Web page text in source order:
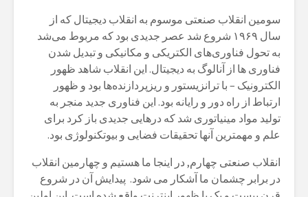
سومین انقلاب صنعتی موسوم به انقلاب دیجیتال که از
سال ۱۹۶۹ شروع شد عصر جدیدی بود که مربوط می‌شد
به تحول فناوری‌های الکتریکی و مکانیکی و تبدیل شدن
فناوری ها از آنالوگ به دیجیتال. این انقلاب شاهد ظهور
الکترونیک – با ترانزیستور و ریزپردازنده‌ها بود و ظهور
ارتباط از راه دور و رایانه بود. این فناوری جدید منجر به
تولید مواد مینیاتوری شد که درهایی جدیدی باز کرد برای
علم و مهمترین آنها تحقیقات فضایی و بیوتکنولوژی بود.
انقلاب صنعتی چهارم, در اینجا ما هستیم و چهارمین انقلاب
در برابر چشمان ما آشکار می شود. پیدایش آن در شروع